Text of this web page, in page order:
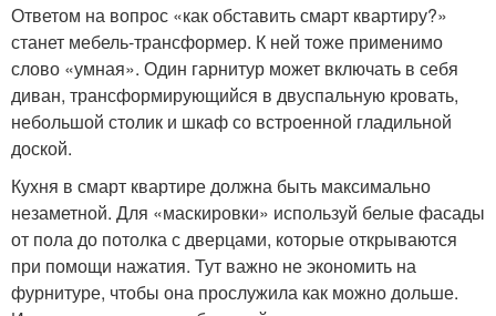
Ответом на вопрос «как обставить смарт квартиру?»
станет мебель-трансформер. К ней тоже применимо
слово «умная». Один гарнитур может включать в себя
диван, трансформирующийся в двуспальную кровать,
небольшой столик и шкаф со встроенной гладильной
доской.
Кухня в смарт квартире должна быть максимально
незаметной. Для «маскировки» используй белые фасады
от пола до потолка с дверцами, которые открываются
при помощи нажатия. Тут важно не экономить на
фурнитуре, чтобы она прослужила как можно дольше.